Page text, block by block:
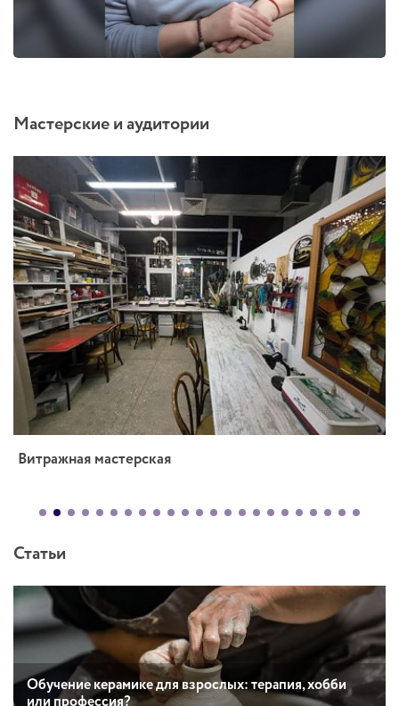
Мастерские и аудитории
Витражная мастерская
Статьи
Обучение керамике для взрослых: терапия, хобби